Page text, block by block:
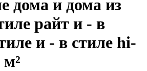
дома и дома из
райт и - в
и - в стиле hi-